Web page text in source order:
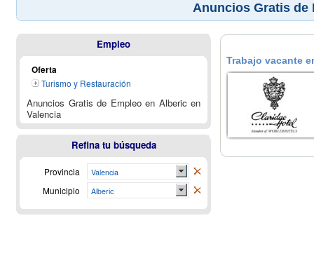
Anuncios Gratis de
Trabajo vacante
Empleo
Oferta
Turismo y Restauración
Anuncios Gratis de Empleo en Alberic en
Valencia
Refina tu búsqueda
Provincia Valencia
Municipio Alberic